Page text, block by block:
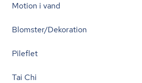
Motion i vand
Blomster/Dekoration
Pileflet
Tai Chi